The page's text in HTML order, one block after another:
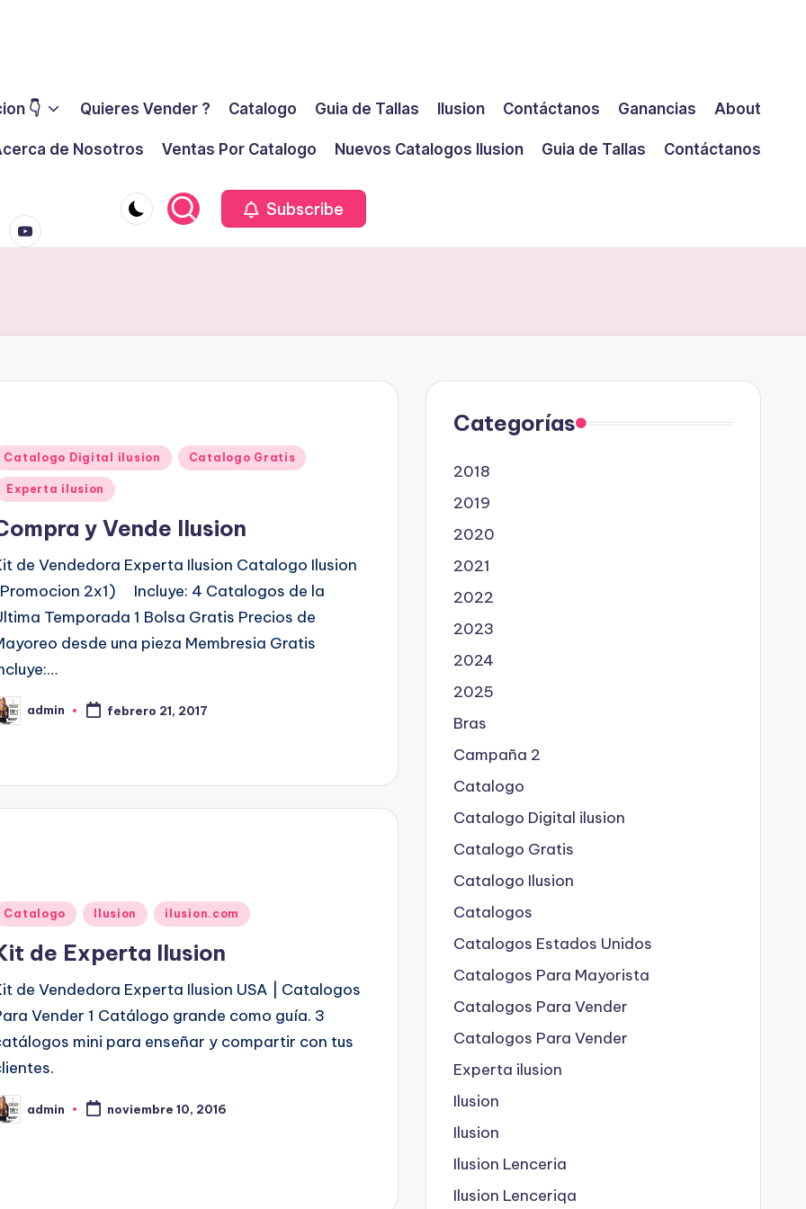
👇 Quieres Vender ? Catalogo Guia de Tallas Ilusion Contáctanos Ganancias About
de Nosotros Ventas Por Catalogo Nuevos Catalogos Ilusion Guia de Tallas
Contáctanos
Subscribe
Catalogo Digital ilusion Catalogo Gratis
Experta ilusion
y Vende Ilusion
de Vendedora Experta Ilusion Catalogo Ilusion
2x1) Incluye: 4 Catalogos de la
Temporada 1 Bolsa Gratis Precios de
desde una pieza Membresia Gratis
admin febrero 21, 2017
Catalogo Ilusion ilusion.com
de Experta Ilusion
de Vendedora Experta Ilusion USA | Catalogos
Vender 1 Catálogo grande como guía. 3
mini para enseñar y compartir con tus
admin noviembre 10, 2016
Categorías
2018
2019
2020
2021
2022
2023
2024
2025
Bras
Campaña 2
Catalogo
Catalogo Digital ilusion
Catalogo Gratis
Catalogo Ilusion
Catalogos
Catalogos Estados Unidos
Catalogos Para Mayorista
Catalogos Para Vender
Catalogos Para Vender
Experta ilusion
Ilusion
Ilusion
Ilusion Lenceria
Ilusion Lenceriqa